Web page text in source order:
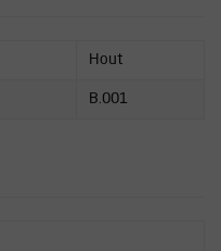
Hout
B.001